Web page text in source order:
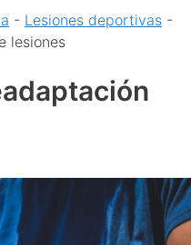
- Lesiones deportivas -
lesiones